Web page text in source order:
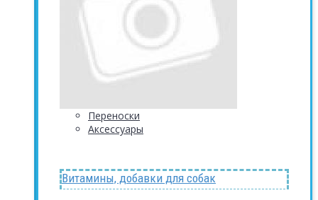
Переноски
Аксессуары
Витамины, добавки для собак